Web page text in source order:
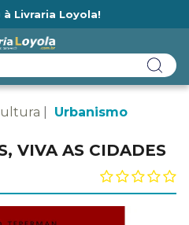
à Livraria Loyola!
Urbanismo
VIVA AS CIDADES